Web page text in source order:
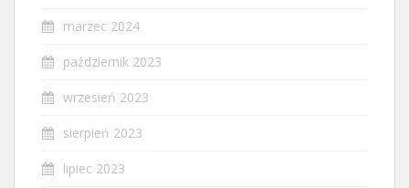
marzec 2024
październik 2023
wrzesień 2023
sierpień 2023
lipiec 2023